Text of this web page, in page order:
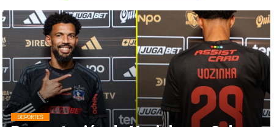
DEPORTES